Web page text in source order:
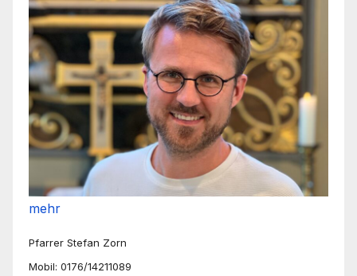
mehr
Pfarrer Stefan Zorn
Mobil: 0176/14211089